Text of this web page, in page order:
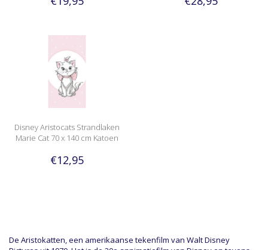
Disney Aristocats Strandlaken
Marie Cat 70 x 140 cm Katoen
€12,95
De Aristokatten, een amerikaanse tekenfilm van Walt Disney